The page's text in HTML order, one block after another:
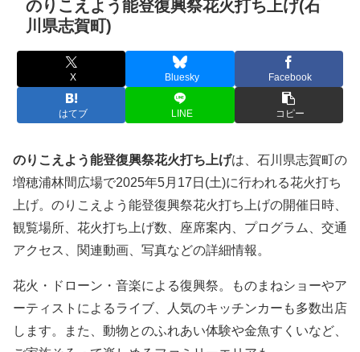
のりこえよう能登復興祭花火打ち上げ(石
川県志賀町)
X Bluesky Facebook
はてブ LINE コピー
のりこえよう能登復興祭花火打ち上げは、石川県志賀町の
増穂浦林間広場で2025年5月17日(土)に行われる花火打ち
上げ。のりこえよう能登復興祭花火打ち上げの開催日時、
観覧場所、花火打ち上げ数、座席案内、プログラム、交通
アクセス、関連動画、写真などの詳細情報。
花火・ドローン・音楽による復興祭。ものまねショーやア
ーティストによるライブ、人気のキッチンカーも多数出店
します。また、動物とのふれあい体験や金魚すくいなど、